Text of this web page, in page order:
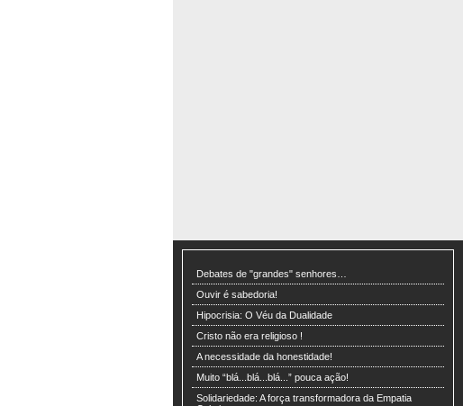
Debates de "grandes" senhores…
Ouvir é sabedoria!
Hipocrisia: O Véu da Dualidade
Cristo não era religioso !
A necessidade da honestidade!
Muito “blá...blá...blá...” pouca ação!
Solidariedade: A força transformadora da Empatia